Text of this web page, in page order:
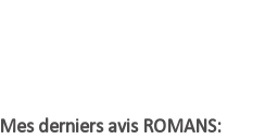
Mes derniers avis ROMANS: